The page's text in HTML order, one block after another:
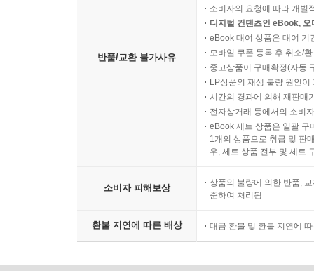
반품/교환 불가사유
소비자의 요청에 따라 개별
디지털 컨텐츠인 eBook,
eBook 대여 상품은 대여 기
모바일 쿠폰 등록 후 취소/
중고상품이 구매확정(자동
LP상품의 재생 불량 원인
시간의 경과에 의해 재판매
전자상거래 등에서의 소비
eBook 세트 상품은 일괄 구
1개의 상품으로 취급 및 판
우, 세트 상품 전부 및 세트
소비자 피해보상
상품의 불량에 의한 반품,
준하여 처리됨
환불 지연에 따른 배상 대금 환불 및 환불 지연에